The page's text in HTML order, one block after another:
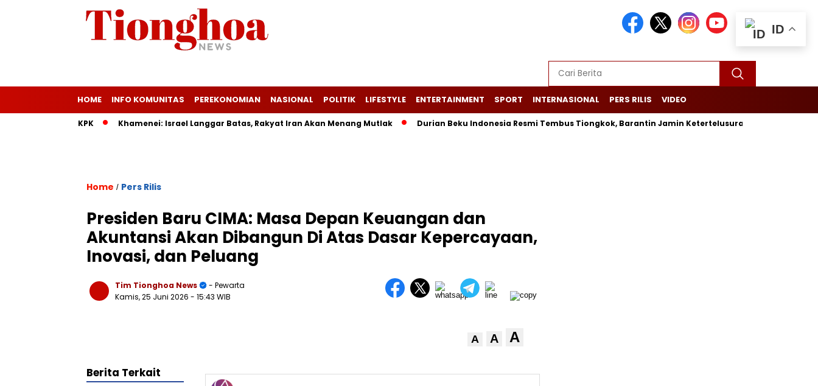
HOME INFO KOMUNITAS PEREKONOMIAN NASIONAL POLITIK LIFESTYLE ENTERTAINMENT SPORT INTERNASIONAL PERS RILIS VIDEO
Khamenei: Israel Langgar Batas, Rakyat Iran Akan Menang Mutlak Durian Beku Indonesia Resmi Tembus Tiongkok, Barantin Jamin Ketertelusuran dari Kebun Hingga
Home / Pers Rilis
Presiden Baru CIMA: Masa Depan Keuangan dan
Akuntansi Akan Dibangun Di Atas Dasar Kepercayaan,
Inovasi, dan Peluang
Tim Tionghoa News
- Pewarta
Kamis, 25 Juni 2026 - 15:43 WIB
A A A
Berita Terkait
ID